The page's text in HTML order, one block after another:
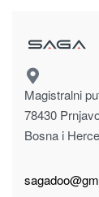
Magistralni
78430
Bosna i